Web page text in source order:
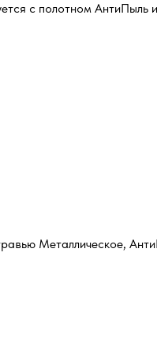
с полотном АнтиПыль
Металлическое,